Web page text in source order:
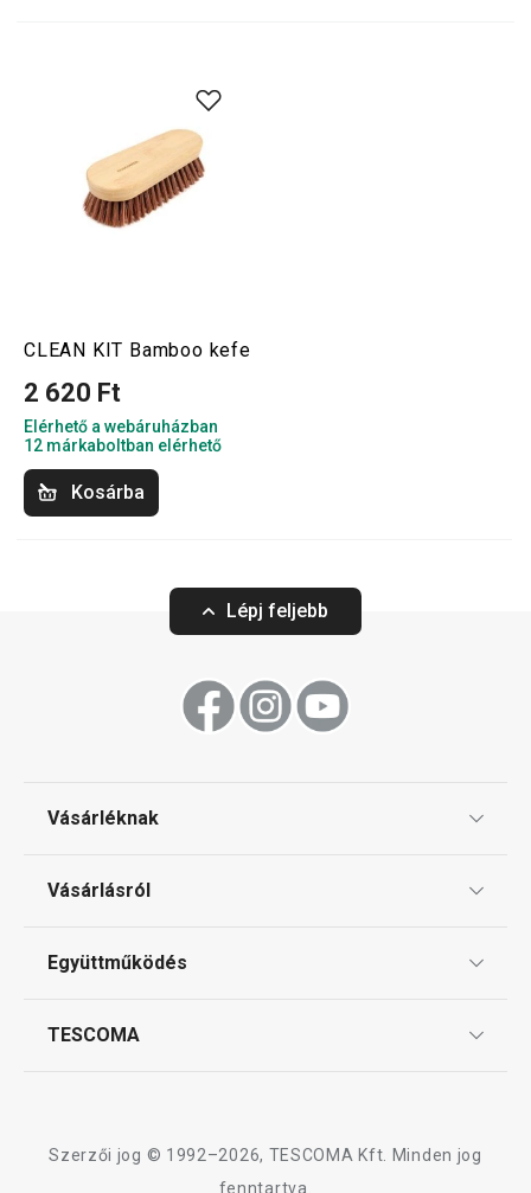
CLEAN KIT Bamboo kefe
2 620 Ft
Elérhető a webáruházban
12 márkaboltban elérhető
Kosárba
Lépj feljebb
Vásárléknak
Gyakori kérdések
Vásárlásról
Reklamáció és termékvisszaküldés
Együttműködés
TESCOMA
Szerzői jog © 1992–2026, TESCOMA Kft. Minden jog
fenntartva.